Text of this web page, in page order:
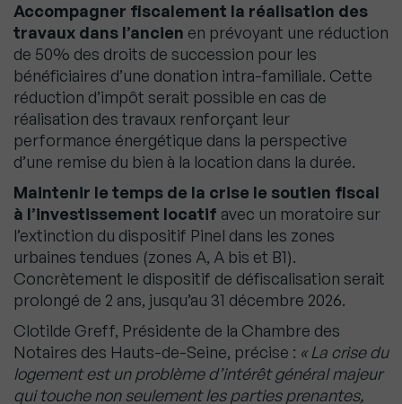
Accompagner fiscalement la réalisation des
travaux dans l’ancien en prévoyant une réduction
de 50% des droits de succession pour les
bénéficiaires d’une donation intra-familiale. Cette
réduction d’impôt serait possible en cas de
réalisation des travaux renforçant leur
performance énergétique dans la perspective
d’une remise du bien à la location dans la durée.
Maintenir le temps de la crise le soutien fiscal
à l’investissement locatif avec un moratoire sur
l’extinction du dispositif Pinel dans les zones
urbaines tendues (zones A, A bis et B1).
Concrètement le dispositif de défiscalisation serait
prolongé de 2 ans, jusqu’au 31 décembre 2026.
Clotilde Greff, Présidente de la Chambre des
Notaires des Hauts-de-Seine, précise : « La crise du
logement est un problème d’intérêt général majeur
qui touche non seulement les parties prenantes,